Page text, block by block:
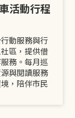
活動行程
動服務與行
區，提供借
務。每月巡
與閱讀服務
，陪伴市民